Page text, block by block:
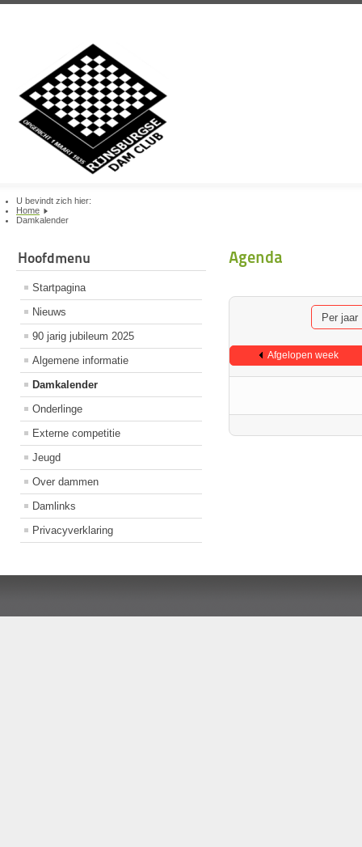
U bevindt zich hier:
Home
Damkalender
Hoofdmenu
Startpagina
Nieuws
90 jarig jubileum 2025
Algemene informatie
Damkalender
Onderlinge
Externe competitie
Jeugd
Over dammen
Damlinks
Privacyverklaring
Agenda
Per jaar
Afgelopen week